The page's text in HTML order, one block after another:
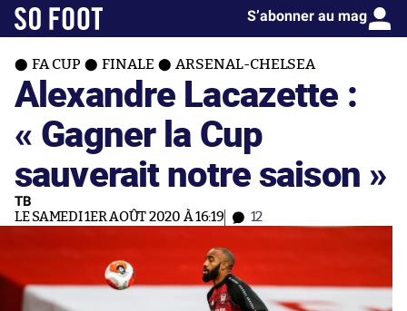
S’abonner au mag
FA CUP FINALE ARSENAL-CHELSEA
Alexandre Lacazette :
« Gagner la Cup
sauverait notre saison »
TB
LE SAMEDI 1ER AOÛT 2020 À 16:19 12